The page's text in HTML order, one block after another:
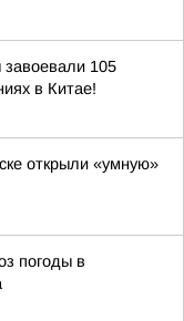
завоевали 105
в Китае!
открыли «умную»
погоды в